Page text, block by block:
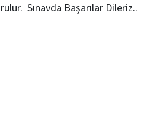
Sınavda Başarılar Dileriz..